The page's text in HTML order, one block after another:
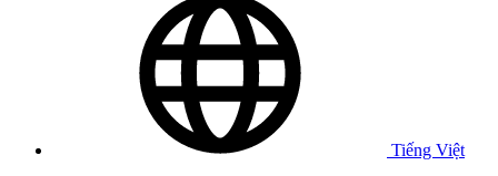
Tiếng Việt